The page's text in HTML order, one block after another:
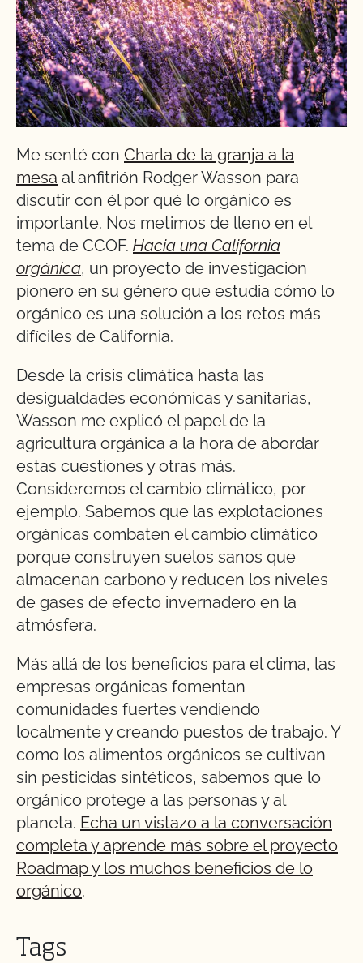
Me senté con Charla de la granja a la
mesa al anfitrión Rodger Wasson para
discutir con él por qué lo orgánico es
importante. Nos metimos de lleno en el
tema de CCOF. Hacia una California
orgánica, un proyecto de investigación
pionero en su género que estudia cómo lo
orgánico es una solución a los retos más
difíciles de California.
Desde la crisis climática hasta las
desigualdades económicas y sanitarias,
Wasson me explicó el papel de la
agricultura orgánica a la hora de abordar
estas cuestiones y otras más.
Consideremos el cambio climático, por
ejemplo. Sabemos que las explotaciones
orgánicas combaten el cambio climático
porque construyen suelos sanos que
almacenan carbono y reducen los niveles
de gases de efecto invernadero en la
atmósfera.
Más allá de los beneficios para el clima, las
empresas orgánicas fomentan
comunidades fuertes vendiendo
localmente y creando puestos de trabajo. Y
como los alimentos orgánicos se cultivan
sin pesticidas sintéticos, sabemos que lo
orgánico protege a las personas y al
planeta. Echa un vistazo a la conversación
completa y aprende más sobre el proyecto
Roadmap y los muchos beneficios de lo
orgánico.
Tags